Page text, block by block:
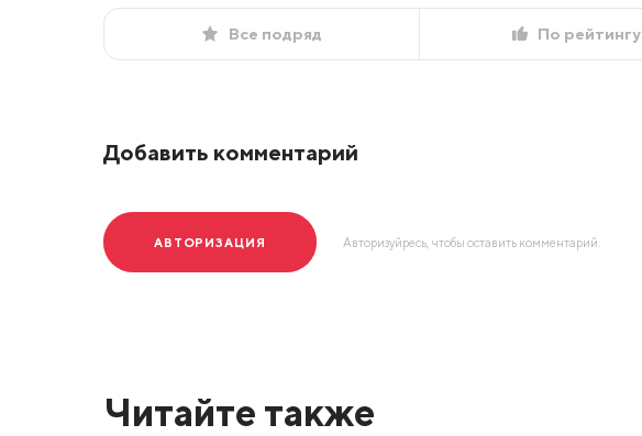
Все подряд По рейтингу
Добавить комментарий
АВТОРИЗАЦИЯ Авторизуйресь, чтобы оставить комментарий.
Читайте также